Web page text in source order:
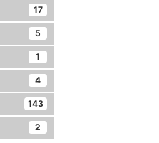
17
5
1
4
143
2